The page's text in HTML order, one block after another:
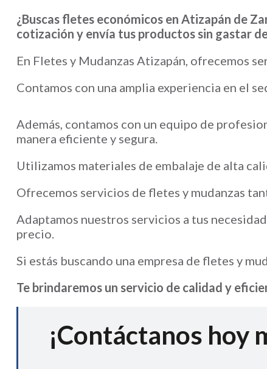
¿Buscas fletes económicos en Atizapán de
cotización y envía tus productos sin gastar
En Fletes y Mudanzas Atizapán, ofrecemos
Contamos con una amplia experiencia en el
Además, contamos con un equipo de
manera eficiente y segura.
Utilizamos materiales de embalaje de alta
Ofrecemos servicios de fletes y mudanzas
Adaptamos nuestros servicios a tus
precio.
Si estás buscando una empresa de fletes y
Te brindaremos un servicio de calidad y
¡Contáctanos hoy